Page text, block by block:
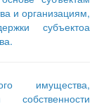
и организациям,
субъектоа
имущества,